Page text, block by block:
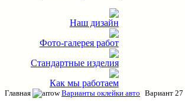
Наш дизайн
Фото-галерея работ
Стандартные изделия
Как мы работаем
Главная Варианты оклейки авто Вариант 27